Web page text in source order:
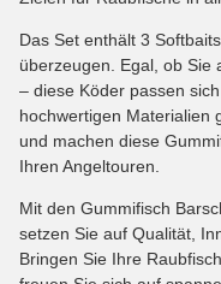
Das Set enthält 3
überzeugen. Egal, ob Sie
– diese Köder passen
hochwertigen Materialien
und machen diese
Ihren Angeltouren.
Mit den Gummifisch
setzen Sie auf Qualität,
Bringen Sie Ihre